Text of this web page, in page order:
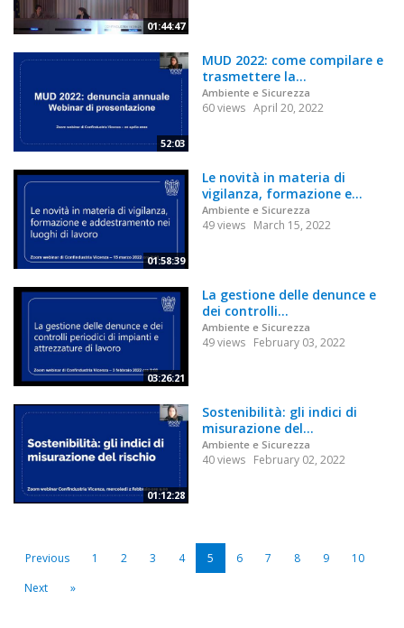
01:44:47
52:03
MUD 2022: come compilare e
trasmettere la...
Ambiente e Sicurezza
60 views April 20, 2022
01:58:39
Le novità in materia di
vigilanza, formazione e...
Ambiente e Sicurezza
49 views March 15, 2022
03:26:21
La gestione delle denunce e
dei controlli...
Ambiente e Sicurezza
49 views February 03, 2022
01:12:28
Sostenibilità: gli indici di
misurazione del...
Ambiente e Sicurezza
40 views February 02, 2022
Previous 1 2 3 4 5 6 7 8 9
10
Next
»